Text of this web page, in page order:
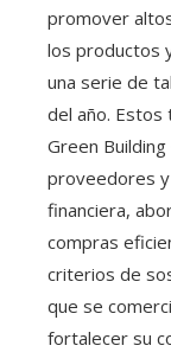
promover
los productos
una serie de
del año. Estos
Green
proveedores
financiera,
compras
criterios de
que se
fortalecer su